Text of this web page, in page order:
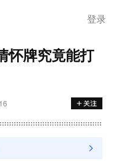
登录
怀牌究竟能打